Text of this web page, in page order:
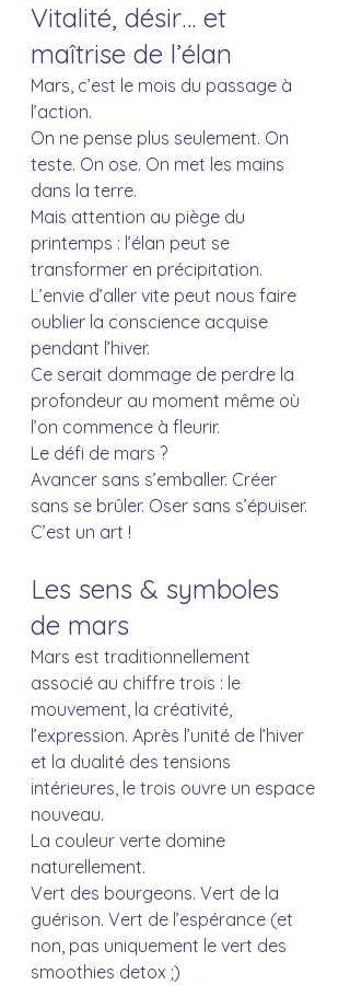
Vitalité, désir… et
maîtrise de l’élan
Mars, c’est le mois du passage à
l’action.
On ne pense plus seulement. On
teste. On ose. On met les mains
dans la terre.
Mais attention au piège du
printemps : l’élan peut se
transformer en précipitation.
L’envie d’aller vite peut nous faire
oublier la conscience acquise
pendant l’hiver.
Ce serait dommage de perdre la
profondeur au moment même où
l’on commence à fleurir.
Le défi de mars ?
Avancer sans s’emballer. Créer
sans se brûler. Oser sans s’épuiser.
C’est un art !
Les sens & symboles
de mars
Mars est traditionnellement
associé au chiffre trois : le
mouvement, la créativité,
l’expression. Après l’unité de l’hiver
et la dualité des tensions
intérieures, le trois ouvre un espace
nouveau.
La couleur verte domine
naturellement.
Vert des bourgeons. Vert de la
guérison. Vert de l’espérance (et
non, pas uniquement le vert des
smoothies detox ;)